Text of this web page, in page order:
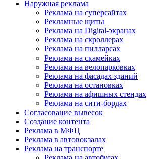
Наружная реклама
Реклама на суперсайтах
Рекламные щиты
Реклама на Digital-экранах
Реклама на скроллерах
Реклама на пилларсах
Реклама на скамейках
Реклама на велопарковках
Реклама на фасадах зданий
Реклама на остановках
Реклама на афишных стендах
Реклама на сити-бордах
Согласование вывесок
Создание контента
Реклама в МФЦ
Реклама в автовокзалах
Реклама на транспорте